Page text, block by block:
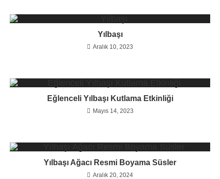
Yılbaşı
Aralık 10, 2023
Eğlenceli Yılbaşı Kutlama Etkinliği
Mayıs 14, 2023
Yılbaşı Ağacı Resmi Boyama Süsler
Aralık 20, 2024